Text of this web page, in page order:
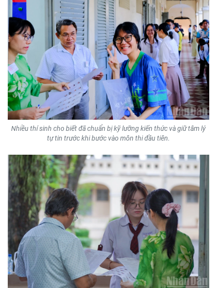
ENGLISH
中文
FRANÇAIS
РУССКИЙ
ESPAÑOL
한국어
Nhiều thí sinh cho biết đã chuẩn bị kỹ lưỡng kiến thức và giữ tâm lý
tự tin trước khi bước vào môn thi đầu tiên.